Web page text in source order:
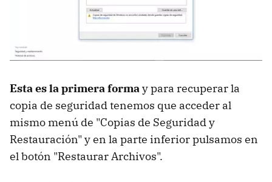
Esta es la primera formay para recuperar la
copia de seguridad tenemos que acceder al
mismo menú de "Copias de Seguridad y
Restauración" y en la parte inferior pulsamos en
el botón "Restaurar Archivos".